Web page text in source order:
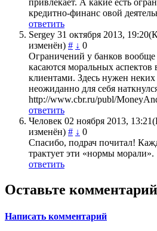
привлекает. А какие есть
кредитно-финанс овой
ответить
Sergey 31 октября 2013, 19:20
изменён) # ↓ 0
Ограничений у банков вообще
касаются моральных аспектов
клиентами. Здесь нужен неких
неожиданно для себя
http://www.cbr.ru/publ/
ответить
Человек 02 ноября 2013, 13:21
изменён) # ↓ 0
Спасибо, подрач почитал!
трактует эти «нормы морали».
ответить
Оставьте комментарий
Написать комментарий